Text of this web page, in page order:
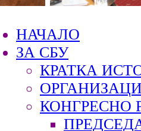
НАЧАЛО
ЗА СБУ
КРАТКА
КОНГРЕСНО